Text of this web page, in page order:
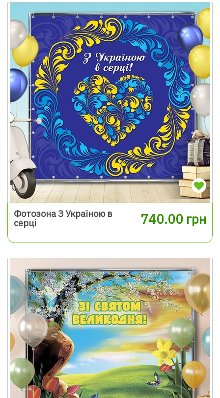
Фотозона З Україною в
серці
740.00 грн